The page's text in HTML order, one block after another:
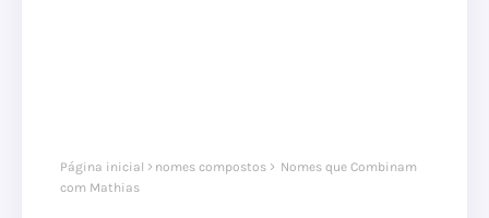
Página inicial nomes compostos
Nomes que Combinam
com Mathias